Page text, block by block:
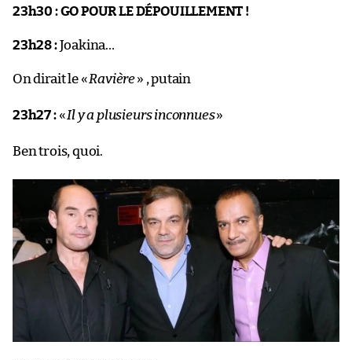
23h30 :GO POUR LE DÉPOUILLEMENT !
23h28 :Joakina…
On dirait le «Ravière» , putain
23h27 :«Il y a plusieurs inconnues»
Ben trois, quoi.